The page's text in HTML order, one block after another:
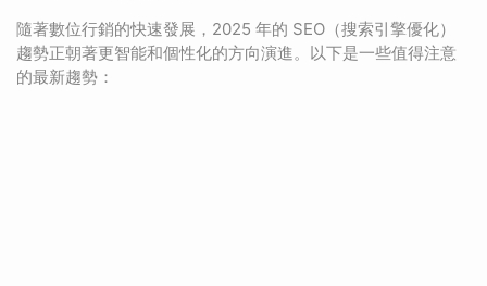
隨著數位行銷的快速發展，2025 年的 SEO（搜索引擎優化）
趨勢正朝著更智能和個性化的方向演進。以下是一些值得注意
的最新趨勢：